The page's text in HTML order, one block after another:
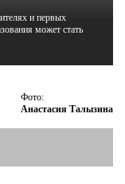
и первых
может стать
Фото:
Анастасия Талызина